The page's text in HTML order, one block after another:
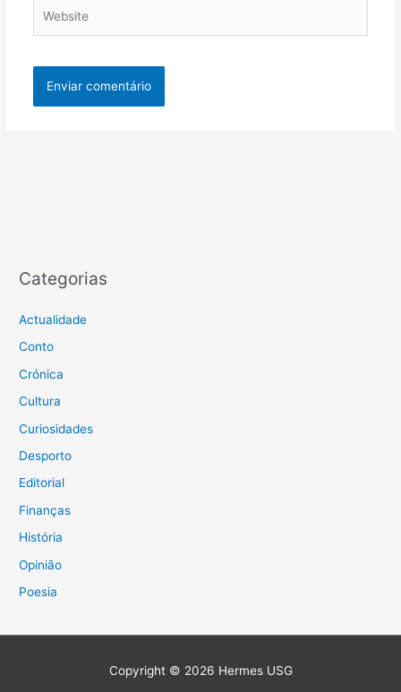
Categorias
Actualidade
Conto
Crónica
Cultura
Curiosidades
Desporto
Editorial
Finanças
História
Opinião
Poesia
Copyright © 2026 Hermes USG